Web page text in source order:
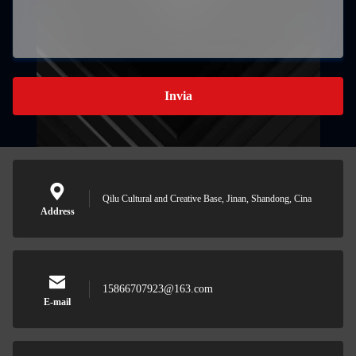
Invia
Address
Qilu Cultural and Creative Base, Jinan, Shandong, Cina
E-mail
15866707923@163.com